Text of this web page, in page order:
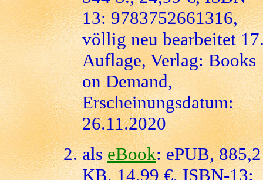
13: 9783752661316,
völlig neu bearbeitet
Auflage, Verlag: Books
on Demand,
Erscheinungsdatum:
26.11.2020
alseBook: ePUB, 885,2
KB, 14,99 €, ISBN-13: